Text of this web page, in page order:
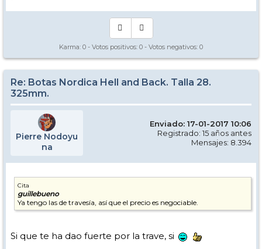
Karma: 0 - Votos positivos: 0 - Votos negativos: 0
Re: Botas Nordica Hell and Back. Talla 28.
325mm.
Pierre Nodoyu
na
Enviado: 17-01-2017 10:06
Registrado: 15 años antes
Mensajes: 8.394
Cita
guillebueno
Ya tengo las de travesía, así que el precio es negociable.
Si que te ha dao fuerte por la trave, si